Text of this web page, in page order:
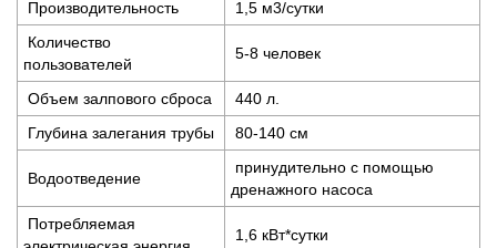
Производительность
1,5 м3/сутки
Количество
пользователей
5-8 человек
Объем залпового сброса
440 л.
Глубина залегания трубы
80-140 см
Водоотведение
принудительно с помощью
дренажного насоса
Потребляемая
1,6 кВт*сутки